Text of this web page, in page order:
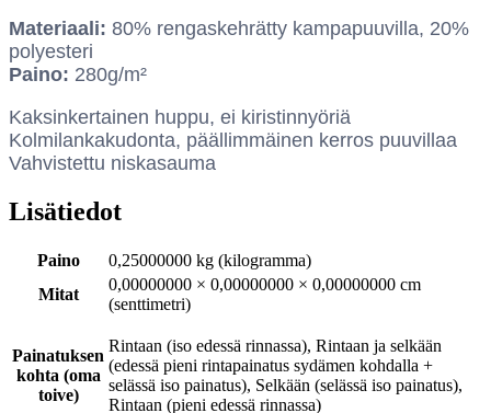
Materiaali: 80% rengaskehrätty kampapuuvilla, 20%
polyesteri
Paino: 280g/m²
Kaksinkertainen huppu, ei kiristinnyöriä
Kolmilankakudonta, päällimmäinen kerros puuvillaa
Vahvistettu niskasauma
Lisätiedot
Paino
0,25000000 kg (kilogramma)
Mitat
0,00000000 × 0,00000000 × 0,00000000 cm
(senttimetri)
Painatuksen
kohta (oma
toive)
Rintaan (iso edessä rinnassa), Rintaan ja selkään
(edessä pieni rintapainatus sydämen kohdalla +
selässä iso painatus), Selkään (selässä iso painatus),
Rintaan (pieni edessä rinnassa)